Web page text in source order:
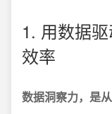
1. 用数据
效率
数据洞察力，是